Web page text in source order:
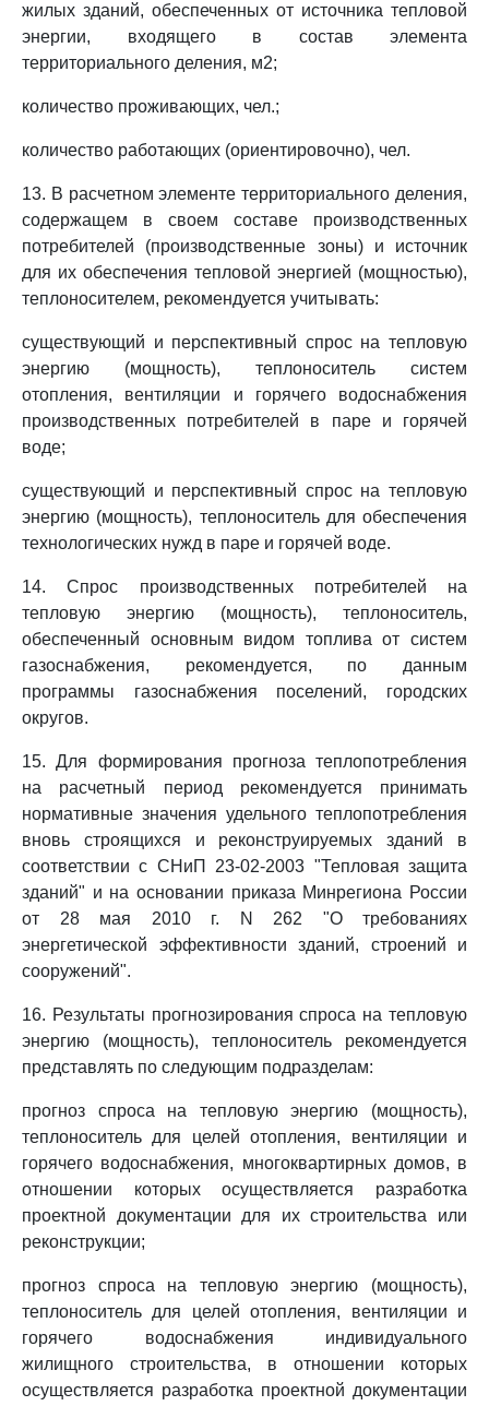
жилых зданий, обеспеченных от источника тепловой
энергии, входящего в состав элемента
территориального деления, м2;
количество проживающих, чел.;
количество работающих (ориентировочно), чел.
13. В расчетном элементе территориального деления,
содержащем в своем составе производственных
потребителей (производственные зоны) и источник
для их обеспечения тепловой энергией (мощностью),
теплоносителем, рекомендуется учитывать:
существующий и перспективный спрос на тепловую
энергию (мощность), теплоноситель систем
отопления, вентиляции и горячего водоснабжения
производственных потребителей в паре и горячей
воде;
существующий и перспективный спрос на тепловую
энергию (мощность), теплоноситель для обеспечения
технологических нужд в паре и горячей воде.
14. Спрос производственных потребителей на
тепловую энергию (мощность), теплоноситель,
обеспеченный основным видом топлива от систем
газоснабжения, рекомендуется, по данным
программы газоснабжения поселений, городских
округов.
15. Для формирования прогноза теплопотребления
на расчетный период рекомендуется принимать
нормативные значения удельного теплопотребления
вновь строящихся и реконструируемых зданий в
соответствии с СНиП 23-02-2003 "Тепловая защита
зданий" и на основании приказа Минрегиона России
от 28 мая 2010 г. N 262 "О требованиях
энергетической эффективности зданий, строений и
сооружений".
16. Результаты прогнозирования спроса на тепловую
энергию (мощность), теплоноситель рекомендуется
представлять по следующим подразделам:
прогноз спроса на тепловую энергию (мощность),
теплоноситель для целей отопления, вентиляции и
горячего водоснабжения, многоквартирных домов, в
отношении которых осуществляется разработка
проектной документации для их строительства или
реконструкции;
прогноз спроса на тепловую энергию (мощность),
теплоноситель для целей отопления, вентиляции и
горячего водоснабжения индивидуального
жилищного строительства, в отношении которых
осуществляется разработка проектной документации